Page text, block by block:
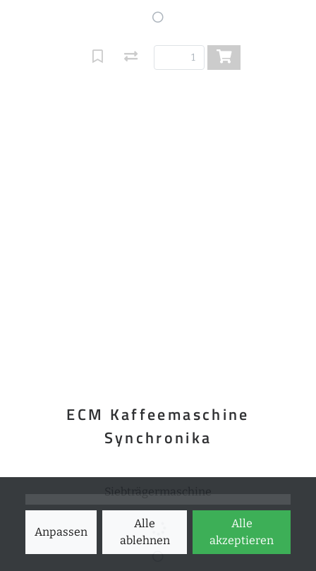
ECM Kaffeemaschine
Synchronika
Siebträgermaschine
Anpassen
Alle
ablehnen
Alle
akzeptieren